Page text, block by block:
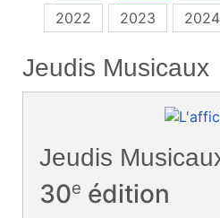
2022
2023 2024
Jeudis Musicaux
Jeudis
30e édition